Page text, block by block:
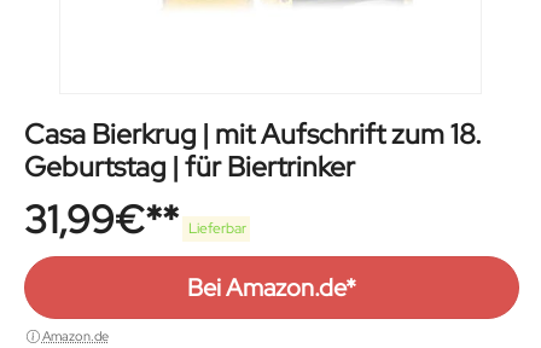
Casa Bierkrug | mit Aufschrift zum 18.
Geburtstag | für Biertrinker
31,99€ Lieferbar
Bei Amazon.de*
Amazon.de